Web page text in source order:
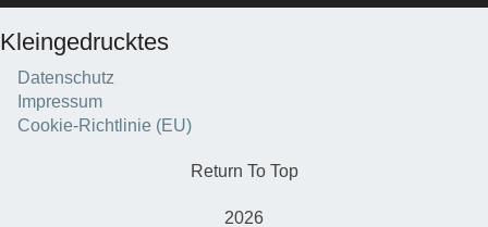
Kleingedrucktes
Datenschutz
Impressum
Cookie-Richtlinie (EU)
Return To Top
2026